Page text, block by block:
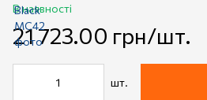
В наявності
21 723.00 грн/шт.
шт.